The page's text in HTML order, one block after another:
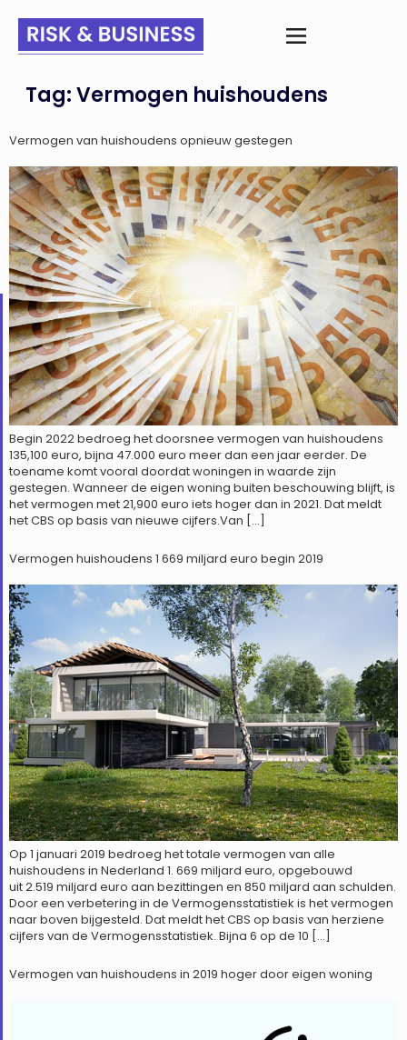
Tag:Vermogen huishoudens
Vermogen van huishoudens opnieuw gestegen
Begin 2022 bedroeg het doorsnee vermogen van huishoudens
135,100 euro, bijna 47.000 euro meer dan een jaar eerder. De
toename komt vooral doordat woningen in waarde zijn
gestegen. Wanneer de eigen woning buiten beschouwing blijft, is
het vermogen met 21,900 euro iets hoger dan in 2021. Dat meldt
het CBS op basis van nieuwe cijfers.Van […]
Vermogen huishoudens 1 669 miljard euro begin 2019
Op 1 januari 2019 bedroeg het totale vermogen van alle
huishoudens in Nederland 1. 669 miljard euro, opgebouwd
uit 2.519 miljard euro aan bezittingen en 850 miljard aan schulden.
Door een verbetering in de Vermogensstatistiek is het vermogen
naar boven bijgesteld. Dat meldt het CBS op basis van herziene
cijfers van de Vermogensstatistiek. Bijna 6 op de 10 […]
Vermogen van huishoudens in 2019 hoger door eigen woning